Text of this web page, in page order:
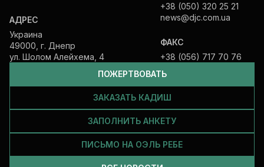
ПОЖЕРТВОВАТЬ
ЗАКАЗАТЬ КАДИШ
ЗАПОЛНИТЬ АНКЕТУ
ПИСЬМО НА ОЭЛЬ РЕБЕ
АДРЕС
Украина
49000, г. Днепр
ул. Шолом Алейхема, 4
+38 (050) 320 25 21
news@djc.com.ua
ФАКС
+38 (056) 717 70 76